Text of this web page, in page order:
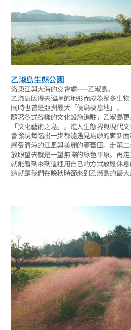
乙淑島生態公園
洛東江與大海的交會處——乙淑島。
乙淑島因得天獨厚的地形而成為眾多生物
同時也曾是亞洲最大「候鳥棲息地」，
隨著各式各樣的文化設施進駐，乙淑島
「文化藝術之島」。進入生態界與現代文
會發現每踏出一步都能遇見島嶼的嶄新面
感受清涼的江風與美麗的蘆葦田。走第二
放眼望去就是一望無際的綠色平原。再走
就能看到來到這裡用自己的方式放鬆休息
這就是我們在晚秋時節來到乙淑島的最大